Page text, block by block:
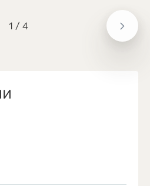
1 / 4